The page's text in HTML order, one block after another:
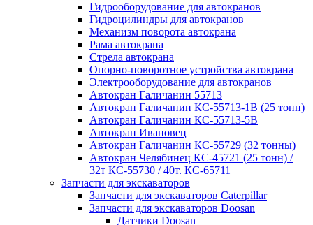
Гидрооборудование для автокранов
Гидроцилиндры для автокранов
Механизм поворота автокрана
Рама автокрана
Стрела автокрана
Опорно-поворотное устройства автокрана
Электрооборудование для автокранов
Автокран Галичанин 55713
Автокран Галичанин КС-55713-1В (25 тонн)
Автокран Галичанин КС-55713-5В
Автокран Ивановец
Автокран Галичанин КС-55729 (32 тонны)
Автокран Челябинец КС-45721 (25 тонн) /
32т КС-55730 / 40т. КС-65711
Запчасти для экскаваторов
Запчасти для экскаваторов Caterpillar
Запчасти для экскаваторов Doosan
Датчики Doosan